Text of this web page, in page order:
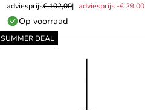
adviesprijs€ 102,00 adviesprijs -€ 29,00
Op voorraad
SUMMER DEAL